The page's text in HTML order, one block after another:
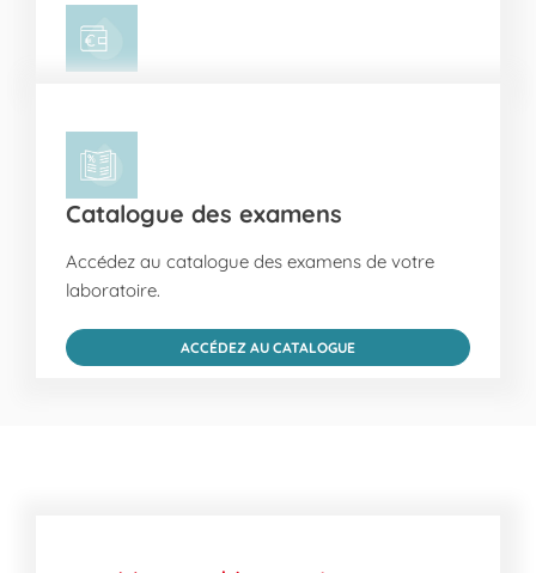
Catalogue des examens
Accédez au catalogue des examens de votre
laboratoire.
ACCÉDEZ AU CATALOGUE